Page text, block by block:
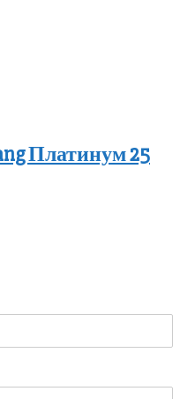
Платинум 25